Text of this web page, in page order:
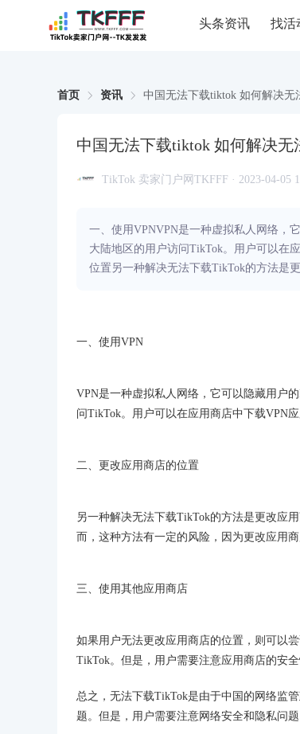
头条资讯 找活
首页 资讯 中国无法下载tiktok 如何解决无
中国无法下载tiktok 如何解决无
TikTok 卖家门户网TKFFF · 2023-04-05
一、使用VPNVPN是一种虚拟私人网络，
大陆地区的用户访问TikTok。用户可以在
位置另一种解决无法下载TikTok的方法是
一、使用VPN
VPN是一种虚拟私人网络，它可以隐藏用户
问TikTok。用户可以在应用商店中下载VPN
二、更改应用商店的位置
另一种解决无法下载TikTok的方法是更改应
而，这种方法有一定的风险，因为更改应用
三、使用其他应用商店
如果用户无法更改应用商店的位置，则可以
TikTok。但是，用户需要注意应用商店的安
总之，无法下载TikTok是由于中国的网络监
题。但是，用户需要注意网络安全和隐私问题